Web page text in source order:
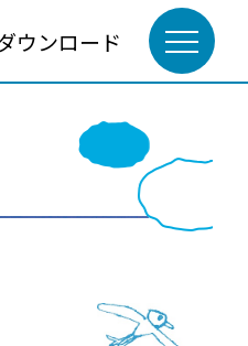
ウンロード